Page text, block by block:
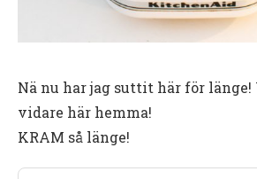
Nä nu har jag suttit här för länge!
vidare här hemma!
KRAM så länge!